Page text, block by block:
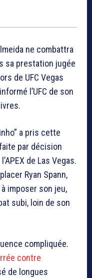
ne combattra
sa prestation jugée
de UFC Vegas
l’UFC de son
a pris cette
par décision
de Las Vegas.
Ryan Spann,
imposer son jeu,
subi, loin de son
compliquée.
contre
de longues